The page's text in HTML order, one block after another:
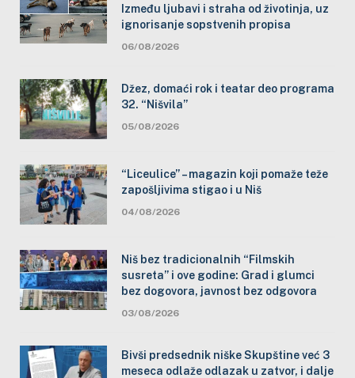
Između ljubavi i straha od životinja, uz
ignorisanje sopstvenih propisa
06/08/2026
Džez, domaći rok i teatar deo programa
32. “Nišvila”
05/08/2026
“Liceulice” – magazin koji pomaže teže
zapošljivima stigao i u Niš
04/08/2026
Niš bez tradicionalnih “Filmskih
susreta” i ove godine: Grad i glumci
bez dogovora, javnost bez odgovora
03/08/2026
Bivši predsednik niške Skupštine već 3
meseca odlaže odlazak u zatvor, i dalje